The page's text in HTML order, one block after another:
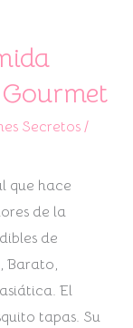
Secretos/
que hace
de la
de
Barato,
El
tapas. Su